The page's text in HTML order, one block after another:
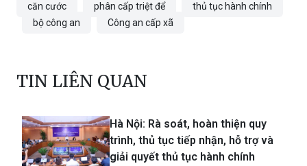
căn cước phân cấp triệt để
thủ tục hành chính
bộ công an
Công an cấp xã
TIN LIÊN QUAN
Hà Nội: Rà soát, hoàn thiện quy
trình, thủ tục tiếp nhận, hỗ trợ và
giải quyết thủ tục hành chính